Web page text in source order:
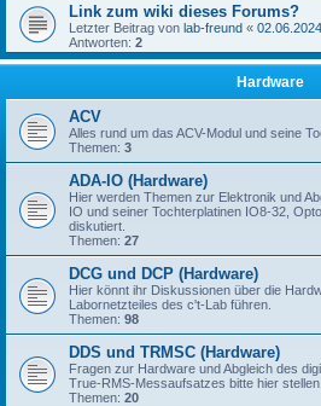
Link zum wiki dieses Forums?
Letzter Beitrag von lab-freund «
Antworten: 2
Hardware
ACV
Alles rund um das ACV-Modul und seine
Themen: 3
ADA-IO (Hardware)
Hier werden Themen zur Elektronik und
IO und seiner Tochterplatinen IO8-32,
diskutiert.
Themen: 27
DCG und DCP (Hardware)
Hier könnt ihr Diskussionen über die
Labornetzteiles des c't-Lab führen.
Themen: 98
DDS und TRMSC (Hardware)
Fragen zur Hardware und Abgleich des
True-RMS-Messaufsatzes bitte hier stellen.
Themen: 20